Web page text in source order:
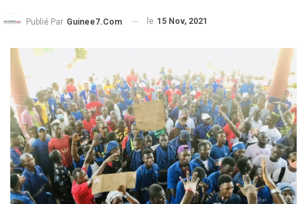
Publié Par Guinee7.com le 15 Nov, 2021